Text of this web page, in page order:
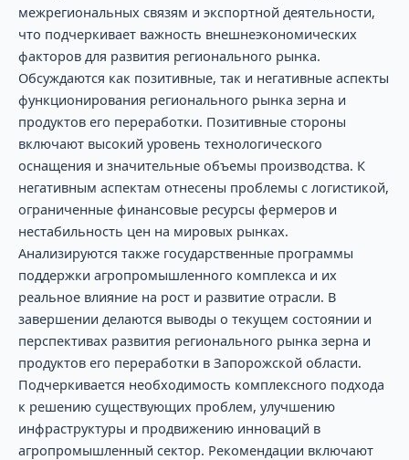
межрегиональных связям и экспортной деятельности,
что подчеркивает важность внешнеэкономических
факторов для развития регионального рынка.
Обсуждаются как позитивные, так и негативные аспекты
функционирования регионального рынка зерна и
продуктов его переработки. Позитивные стороны
включают высокий уровень технологического
оснащения и значительные объемы производства. К
негативным аспектам отнесены проблемы с логистикой,
ограниченные финансовые ресурсы фермеров и
нестабильность цен на мировых рынках.
Анализируются также государственные программы
поддержки агропромышленного комплекса и их
реальное влияние на рост и развитие отрасли. В
завершении делаются выводы о текущем состоянии и
перспективах развития регионального рынка зерна и
продуктов его переработки в Запорожской области.
Подчеркивается необходимость комплексного подхода
к решению существующих проблем, улучшению
инфраструктуры и продвижению инноваций в
агропромышленный сектор. Рекомендации включают